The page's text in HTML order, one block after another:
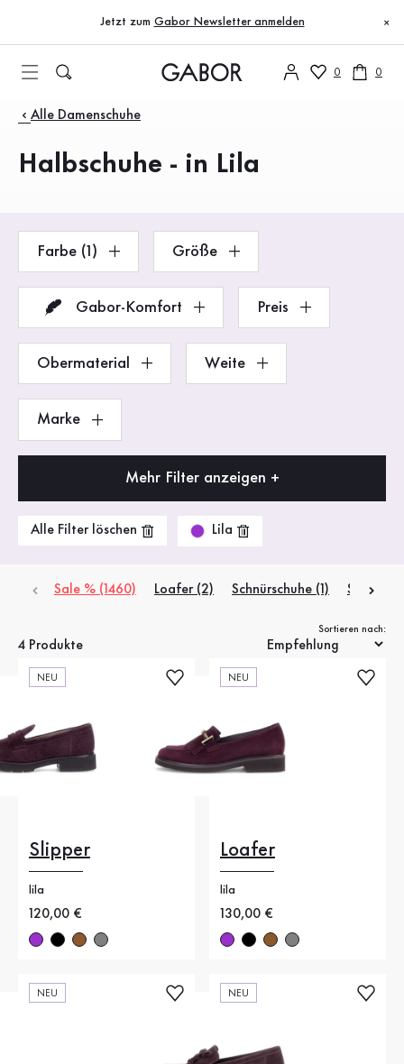
Zum Inhaltsverzeichnis
Zur Hauptnavigation
Jetzt zum Gabor Newsletter anmelden ×
0 0
Produkte
Alle Damenschuhe
Halbschuhe - in Lila
Farbe (1) Größe
Gabor-Komfort Preis
Obermaterial Weite
Marke
Mehr Filter anzeigen +
Alle Filter löschen Lila
Sale % (1460) Loafer (2) Schnürschuhe (1) Slipper
4 Produkte
Sortieren nach:
NEU
Slipper
lila
Neuer Preis
120,00 €
NEU
Loafer
lila
Neuer Preis
130,00 €
NEU NEU